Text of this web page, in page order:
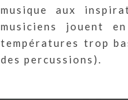
musique aux
musiciens jouent
températures trop
des percussions).